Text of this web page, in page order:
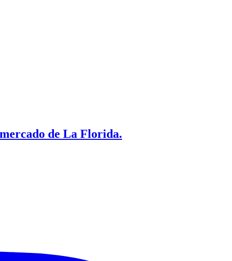
de La Florida.